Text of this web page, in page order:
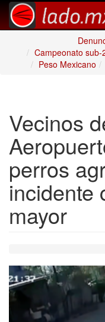
Campeonato
Peso Mexicano
Vecinos
perros
incidente
mayor